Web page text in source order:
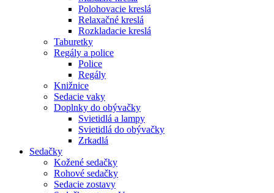
Polohovacie kreslá
Relaxačné kreslá
Rozkladacie kreslá
Taburetky
Regály a police
Police
Regály
Knižnice
Sedacie vaky
Doplnky do obývačky
Svietidlá a lampy
Svietidlá do obývačky
Zrkadlá
Sedačky
Kožené sedačky
Rohové sedačky
Sedacie zostavy